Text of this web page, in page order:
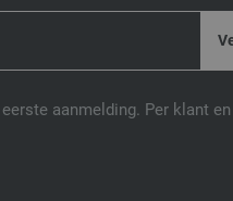
aanmelding. Per klant